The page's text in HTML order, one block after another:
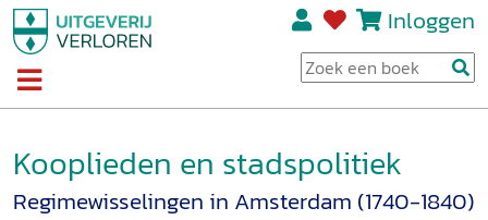
Inloggen
Kooplieden en stadspolitiek
Regimewisselingen in Amsterdam (1740-1840)